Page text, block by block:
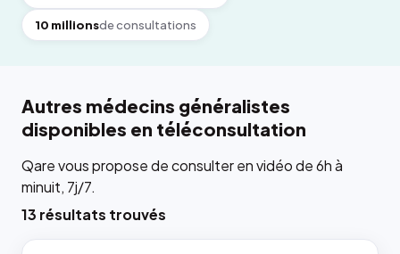
10 millionsde consultations
Autres médecins généralistes
disponibles en téléconsultation
Qare vous propose de consulter en vidéo de 6h à
minuit, 7j/7.
13 résultats trouvés